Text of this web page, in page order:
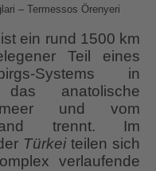
– Termessos Örenyeri
ist ein rund 1500 km
Teil eines
Systems in
anatolische
und vom
trennt. Im
Türkeiteilen sich
verlaufende